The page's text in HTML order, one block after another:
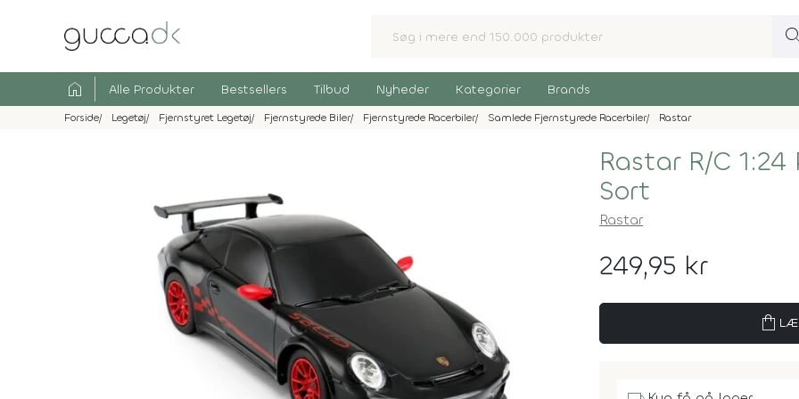
home Alle Produkter Bestsellers Tilbud Nyheder Kategorier Brands
Forside Legetøj Fjernstyret Legetøj Fjernstyrede Biler Fjernstyrede Racerbiler Samlede Fjernstyrede Racerbiler Rastar
Rastar R/C
Sort
Rastar
249,95 kr
shopping_bag